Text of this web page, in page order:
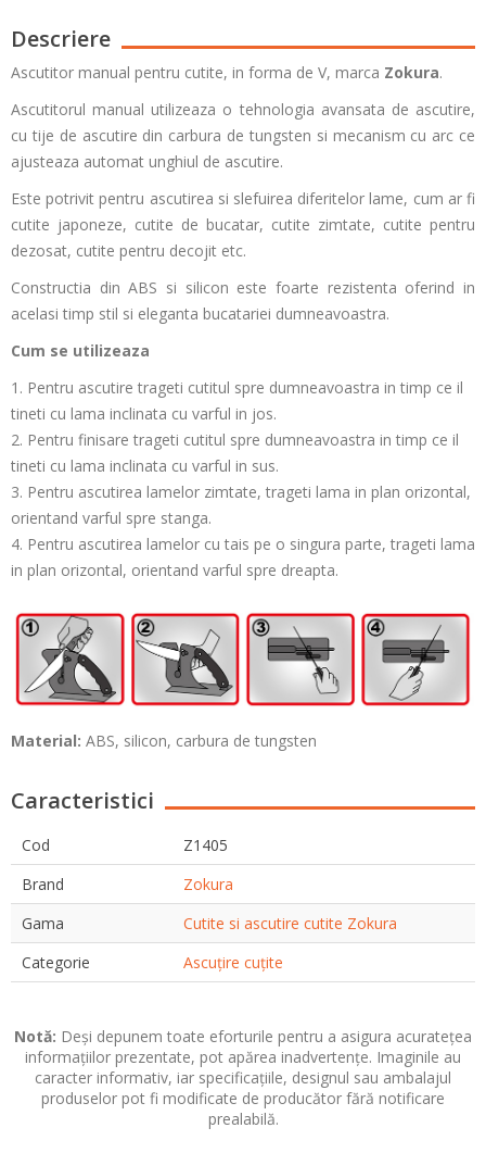
Descriere
Ascutitor manual pentru cutite, in forma de V, marca Zokura.
Ascutitorul manual utilizeaza o tehnologia avansata de ascutire,
cu tije de ascutire din carbura de tungsten si mecanism cu arc ce
ajusteaza automat unghiul de ascutire.
Este potrivit pentru ascutirea si slefuirea diferitelor lame, cum ar fi
cutite japoneze, cutite de bucatar, cutite zimtate, cutite pentru
dezosat, cutite pentru decojit etc.
Constructia din ABS si silicon este foarte rezistenta oferind in
acelasi timp stil si eleganta bucatariei dumneavoastra.
Cum se utilizeaza
1. Pentru ascutire trageti cutitul spre dumneavoastra in timp ce il
tineti cu lama inclinata cu varful in jos.
2. Pentru finisare trageti cutitul spre dumneavoastra in timp ce il
tineti cu lama inclinata cu varful in sus.
3. Pentru ascutirea lamelor zimtate, trageti lama in plan orizontal,
orientand varful spre stanga.
4. Pentru ascutirea lamelor cu tais pe o singura parte, trageti lama
in plan orizontal, orientand varful spre dreapta.
Material: ABS, silicon, carbura de tungsten
Caracteristici
Cod
Z1405
Brand
Zokura
Gama
Cutite si ascutire cutite Zokura
Categorie
Ascuțire cuțite
Notă: Deși depunem toate eforturile pentru a asigura acuratețea
informațiilor prezentate, pot apărea inadvertențe. Imaginile au
caracter informativ, iar specificațiile, designul sau ambalajul
produselor pot fi modificate de producător fără notificare
prealabilă.